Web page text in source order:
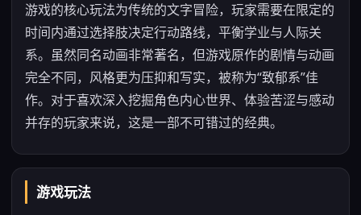
游戏的核心玩法为传统的文字冒险，玩家需要在限定的
时间内通过选择肢决定行动路线，平衡学业与人际关
系。虽然同名动画非常著名，但游戏原作的剧情与动画
完全不同，风格更为压抑和写实，被称为“致郁系”佳
作。对于喜欢深入挖掘角色内心世界、体验苦涩与感动
并存的玩家来说，这是一部不可错过的经典。
游戏玩法